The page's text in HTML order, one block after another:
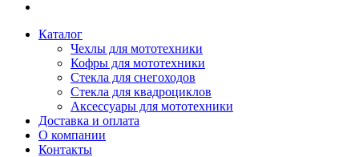
Каталог
Чехлы для мототехники
Кофры для мототехники
Стекла для снегоходов
Стекла для квадроциклов
Аксессуары для мототехники
Доставка и оплата
О компании
Контакты